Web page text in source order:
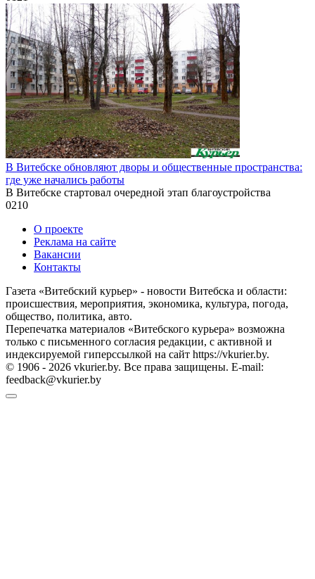
В Витебске обновляют дворы и общественные пространства:
где уже начались работы
В Витебске стартовал очередной этап благоустройства
0210
О проекте
Реклама на сайте
Вакансии
Контакты
Газета «Витебский курьер» - новости Витебска и области:
происшествия, мероприятия, экономика, культура, погода,
общество, политика, авто.
Перепечатка материалов «Витебского курьера» возможна
только с письменного согласия редакции, с активной и
индексируемой гиперссылкой на сайт https://vkurier.by.
© 1906 - 2026 vkurier.by. Все права защищены. E-mail:
feedback@vkurier.by